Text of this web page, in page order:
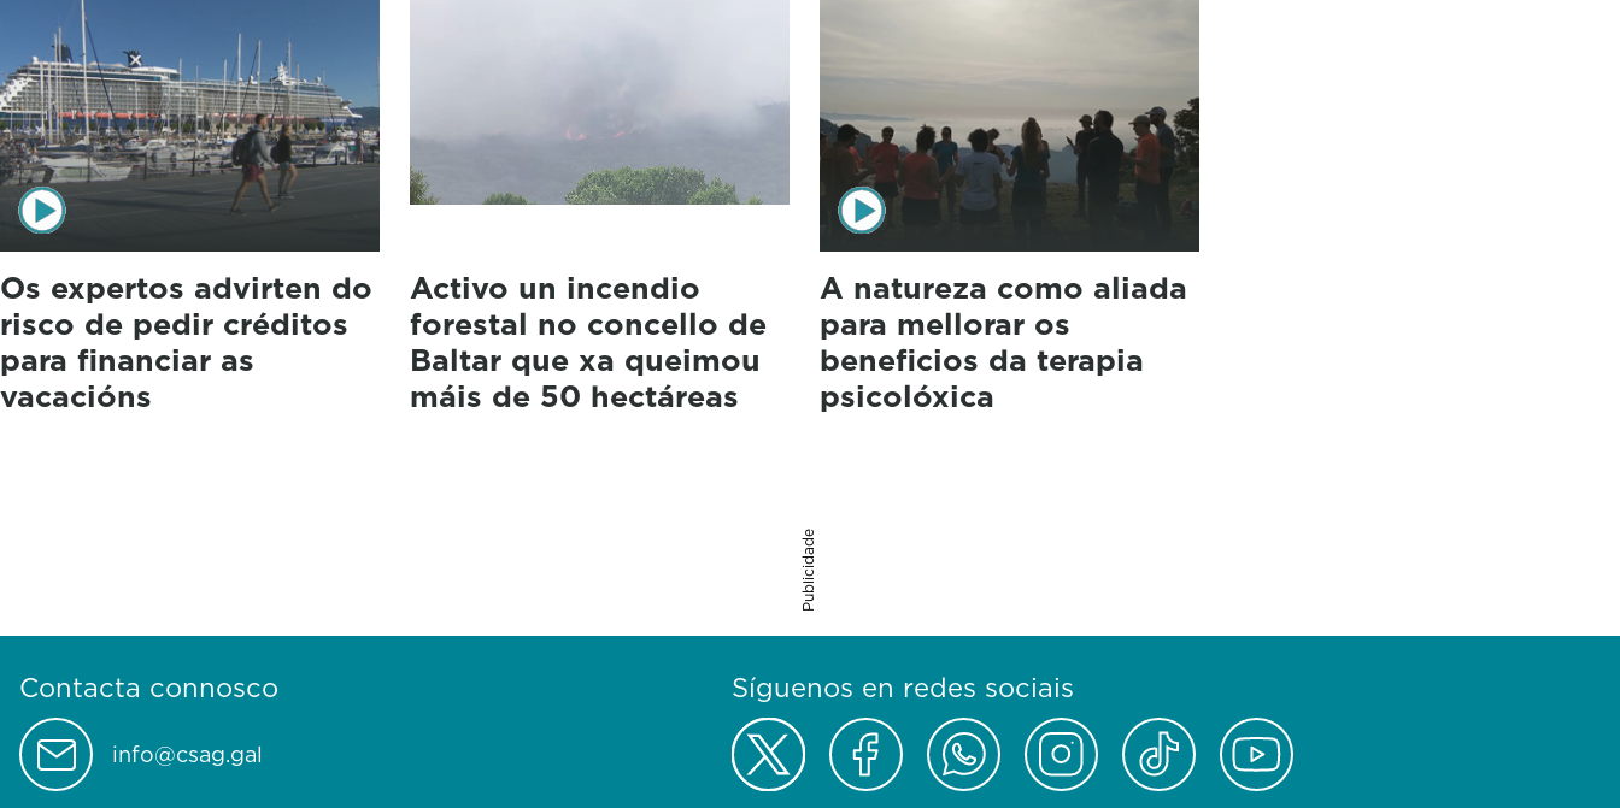
Os expertos advirten do
risco de pedir créditos
para financiar as
vacacións
Activo un incendio
forestal no concello de
Baltar que xa queimou
máis de 50 hectáreas
A natureza como aliada
para mellorar os
beneficios da terapia
psicolóxica
Publicidade
Contacta connosco
info@csag.gal
Síguenos en redes sociais